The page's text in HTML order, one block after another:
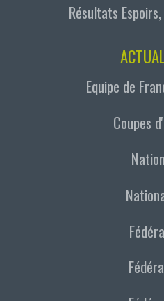
Résultats
Equipe de
Coupes